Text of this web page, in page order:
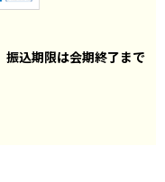
振込期限は会期終了まで